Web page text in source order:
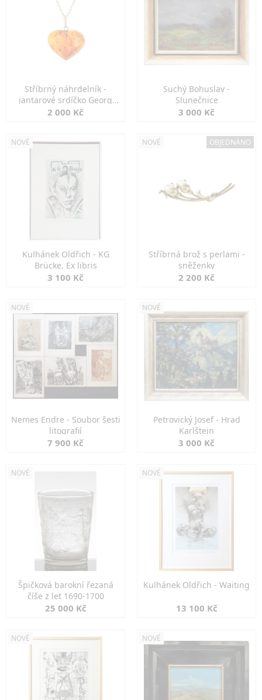
Stříbrný náhrdelník -
jantarové srdíčko Georg
Kramer
2 000 Kč
Suchý Bohuslav -
Slunečnice
3 000 Kč
NOVÉ
Kulhánek Oldřich - KG
Brücke, Ex libris
3 100 Kč
NOVÉ OBJEDNÁNO
Stříbrná brož s perlami -
sněženky
2 200 Kč
NOVÉ
Nemes Endre - Soubor šesti
litografií
7 900 Kč
NOVÉ
Petrovický Josef - Hrad
Karlštejn
3 000 Kč
NOVÉ
Špičková barokní řezaná
číše z let 1690-1700
25 000 Kč
NOVÉ
Kulhánek Oldřich - Waiting
13 100 Kč
NOVÉ NOVÉ